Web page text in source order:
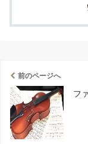
前のページへ
フ